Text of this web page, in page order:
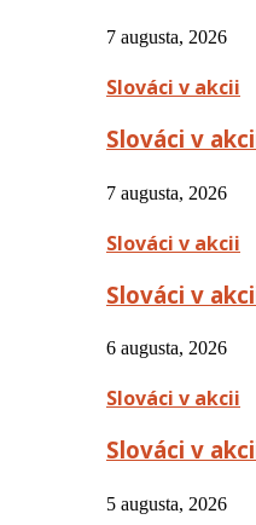
7 augusta, 2026
Slováci v akcii
Slováci v
7 augusta, 2026
Slováci v akcii
Slováci v
6 augusta, 2026
Slováci v akcii
Slováci v
5 augusta, 2026